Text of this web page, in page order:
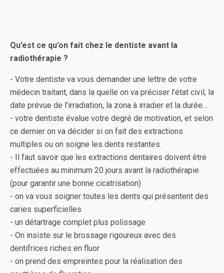
Qu’est ce qu’on fait chez le dentiste avant la
radiothérapie ?
- Votre dentiste va vous demander une lettre de votre
médecin traitant, dans la quelle on va préciser l’état civil, la
date prévue de l’irradiation, la zona à irradier et la durée…
- votre dentiste évalue votre degré de motivation, et selon
ce dernier on va décider si on fait des extractions
multiples ou on soigne les dents restantes.
- Il faut savoir que les extractions dentaires doivent être
effectuées au minimum 20 jours avant la radiothérapie
(pour garantir une bonne cicatrisation)
- on va vous soigner toutes les dents qui présentent des
caries superficielles
- un détartrage complet plus polissage
- On insiste sur le brossage rigoureux avec des
dentifrices riches en fluor
- on prend des empreintes pour la réalisation des